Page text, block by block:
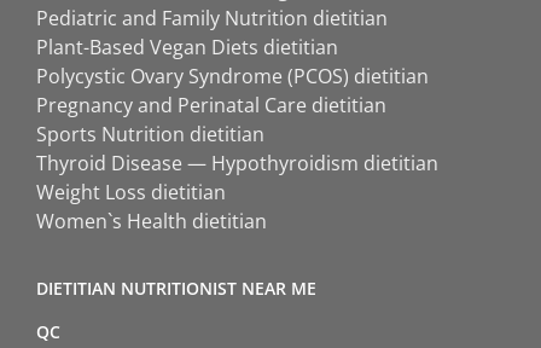
Pediatric and Family Nutrition dietitian
Plant-Based Vegan Diets dietitian
Polycystic Ovary Syndrome (PCOS) dietitian
Pregnancy and Perinatal Care dietitian
Sports Nutrition dietitian
Thyroid Disease — Hypothyroidism dietitian
Weight Loss dietitian
Women`s Health dietitian
DIETITIAN NUTRITIONIST NEAR ME
QC